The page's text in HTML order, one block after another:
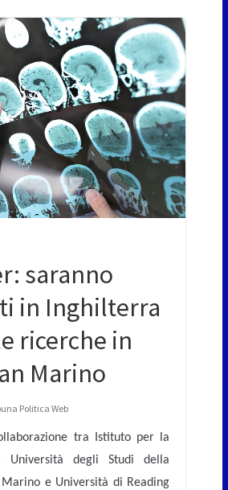
saranno
in Inghilterra
ricerche in
Marino
Politica Web
tra Istituto per la
Università degli Studi della
Marino e Università di Reading